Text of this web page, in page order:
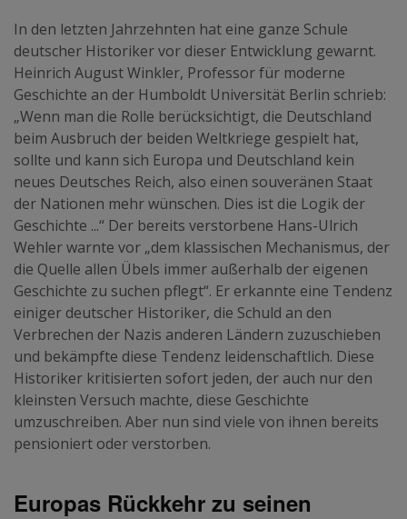
In den letzten Jahrzehnten hat eine ganze Schule
deutscher Historiker vor dieser Entwicklung gewarnt.
Heinrich August Winkler, Professor für moderne
Geschichte an der Humboldt Universität Berlin schrieb:
„Wenn man die Rolle berücksichtigt, die Deutschland
beim Ausbruch der beiden Weltkriege gespielt hat,
sollte und kann sich Europa und Deutschland kein
neues Deutsches Reich, also einen souveränen Staat
der Nationen mehr wünschen. Dies ist die Logik der
Geschichte ...“ Der bereits verstorbene Hans-Ulrich
Wehler warnte vor „dem klassischen Mechanismus, der
die Quelle allen Übels immer außerhalb der eigenen
Geschichte zu suchen pflegt“. Er erkannte eine Tendenz
einiger deutscher Historiker, die Schuld an den
Verbrechen der Nazis anderen Ländern zuzuschieben
und bekämpfte diese Tendenz leidenschaftlich. Diese
Historiker kritisierten sofort jeden, der auch nur den
kleinsten Versuch machte, diese Geschichte
umzuschreiben. Aber nun sind viele von ihnen bereits
pensioniert oder verstorben.
Europas Rückkehr zu seinen